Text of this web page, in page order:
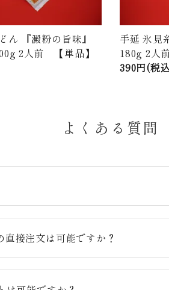
ん 『澱粉の旨味』
2人前 【単品】
手延 氷見
180g 2人
390円(税
よくある質問
接注文は可能ですか？